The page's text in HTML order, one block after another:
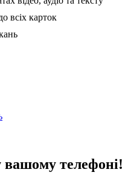
всіх карток
вашому телефоні!